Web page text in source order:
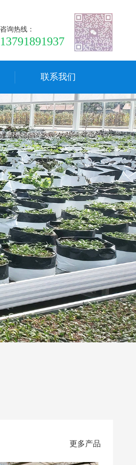
咨询热线：
13791891937
联系我们
更多产品